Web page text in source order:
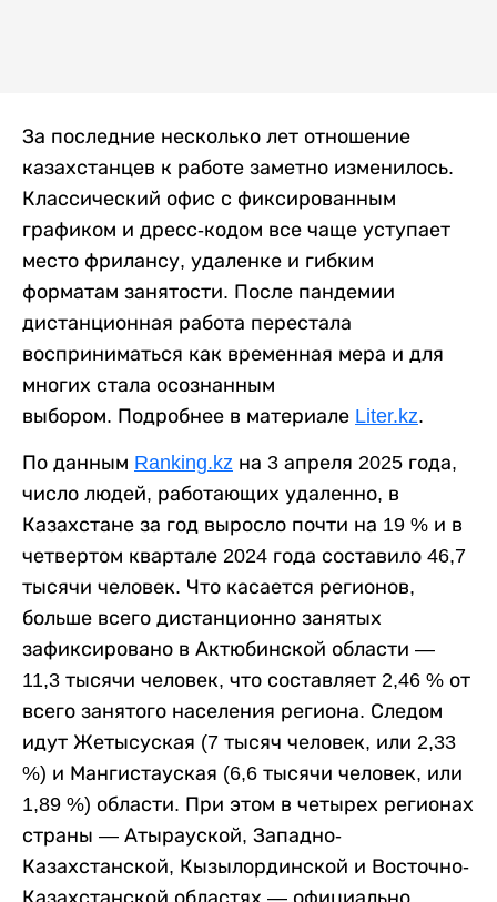
За последние несколько лет отношение
казахстанцев к работе заметно изменилось.
Классический офис с фиксированным
графиком и дресс-кодом все чаще уступает
место фрилансу, удаленке и гибким
форматам занятости. После пандемии
дистанционная работа перестала
восприниматься как временная мера и для
многих стала осознанным
выбором. Подробнее в материале Liter.kz.
По данным Ranking.kz на 3 апреля 2025 года,
число людей, работающих удаленно, в
Казахстане за год выросло почти на 19 % и в
четвертом квартале 2024 года составило 46,7
тысячи человек. Что касается регионов,
больше всего дистанционно занятых
зафиксировано в Актюбинской области —
11,3 тысячи человек, что составляет 2,46 % от
всего занятого населения региона. Следом
идут Жетысуская (7 тысяч человек, или 2,33
%) и Мангистауская (6,6 тысячи человек, или
1,89 %) области. При этом в четырех регионах
страны — Атырауской, Западно-
Казахстанской, Кызылординской и Восточно-
Казахстанской областях — официально